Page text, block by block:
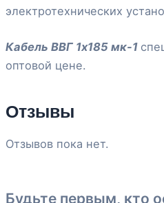
электротехнических
Кабель ВВГ 1х185 мк-1
оптовой цене.
Отзывы
Отзывов пока нет.
Будьте первым, кто